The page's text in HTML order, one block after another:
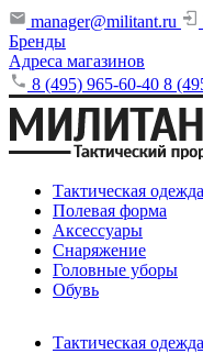
manager@militant.ru
Бренды
Адреса магазинов
8 (495) 965-60-40 8
Тактическая одежда
Полевая форма
Аксессуары
Снаряжение
Головные уборы
Обувь
Тактическая одежда